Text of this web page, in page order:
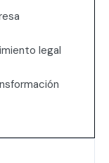
legal